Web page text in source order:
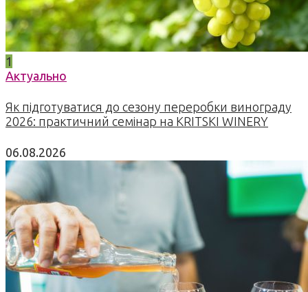
1
Актуально
Як підготуватися до сезону переробки винограду
2026: практичний семінар на KRITSKI WINERY
06.08.2026